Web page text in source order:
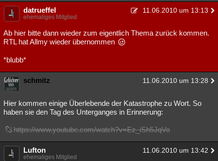
datrueffel 11.06.2010 um 13:13
ehemaliges Mitglied
Ab hier bitte dann wieder zum eigentlich Thema zurück kommen.
RTL hat Allmy wieder übernommen
*blubb*
schmitz 11.06.2010 um 13:28
Hier kommen einige Überlebende der Katastrophe zu Wort. So
haben sie den Tag des Unterganges in Erinnerung:
https://www.youtube.com/watch?v=Ez_iSh5JqVo
Lufton 11.06.2010 um 13:42
ehemaliges Mitglied